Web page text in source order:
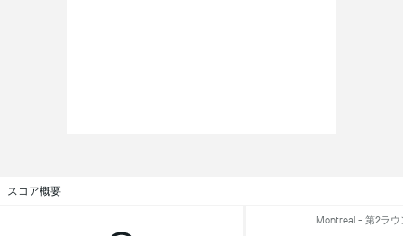
スコア概要
Montreal - 第2ラウ